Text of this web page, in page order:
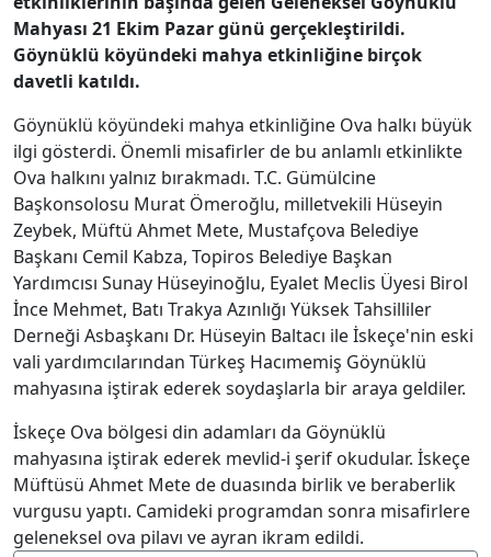
Mahyası 21 Ekim Pazar günü gerçekleştirildi.
Göynüklü köyündeki mahya etkinliğine birçok
davetli katıldı.
Göynüklü köyündeki mahya etkinliğine Ova halkı büyük
ilgi gösterdi. Önemli misafirler de bu anlamlı etkinlikte
Ova halkını yalnız bırakmadı. T.C. Gümülcine
Başkonsolosu Murat Ömeroğlu, milletvekili Hüseyin
Zeybek, Müftü Ahmet Mete, Mustafçova Belediye
Başkanı Cemil Kabza, Topiros Belediye Başkan
Yardımcısı Sunay Hüseyinoğlu, Eyalet Meclis Üyesi Birol
İnce Mehmet, Batı Trakya Azınlığı Yüksek Tahsilliler
Derneği Asbaşkanı Dr. Hüseyin Baltacı ile İskeçe'nin eski
vali yardımcılarından Türkeş Hacımemiş Göynüklü
mahyasına iştirak ederek soydaşlarla bir araya geldiler.
İskeçe Ova bölgesi din adamları da Göynüklü
mahyasına iştirak ederek mevlid-i şerif okudular. İskeçe
Müftüsü Ahmet Mete de duasında birlik ve beraberlik
vurgusu yaptı. Camideki programdan sonra misafirlere
geleneksel ova pilavı ve ayran ikram edildi.